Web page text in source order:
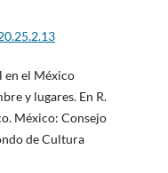
en el México
y lugares. En R.
México: Consejo
de Cultura